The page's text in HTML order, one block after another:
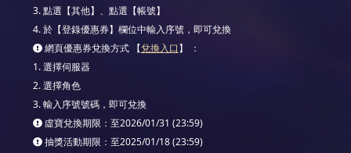
3. 點選【其他】、點選【帳號】
4. 於【登錄優惠券】欄位中輸入序號，即可兌換
網頁優惠券兌換方式 【兌換入口】 ：
1. 選擇伺服器
2. 選擇角色
3. 輸入序號號碼，即可兌換
虛寶兌換期限：至2026/01/31 (23:59)
抽獎活動期限：至2025/01/18 (23:59)